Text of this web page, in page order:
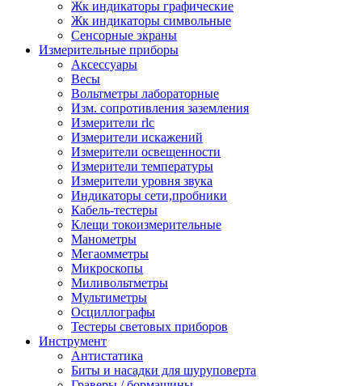
Жк индикаторы графические
Жк индикаторы символьные
Сенсорные экраны
Измерительные приборы
Аксессуары
Весы
Вольтметры лабораторные
Изм. сопротивления заземления
Измерители rlc
Измерители искажений
Измерители освещенности
Измерители температуры
Измерители уровня звука
Индикаторы сети,пробники
Кабель-тестеры
Клещи токоизмерительные
Манометры
Мегаомметры
Микроскопы
Миливольтметры
Мультиметры
Осциллографы
Тестеры световых приборов
Инструмент
Антистатика
Биты и насадки для шуруповерта